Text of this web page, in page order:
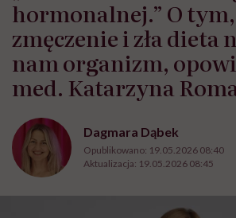
hormonalnej.” O
zmęczenie i zła dieta
nam organizm,
med. Katarzyna
Dagmara Dąbek
Opublikowano: 19.05.2026 08:40
Aktualizacja: 19.05.2026 08:45